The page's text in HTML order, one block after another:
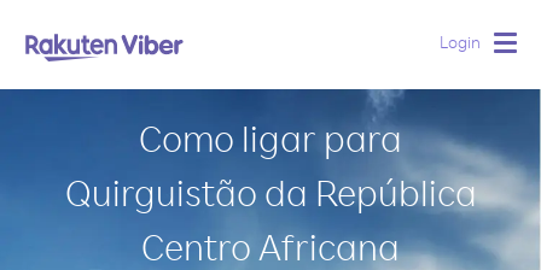
Login
Como ligar para
Quirguistão da República
Centro Africana